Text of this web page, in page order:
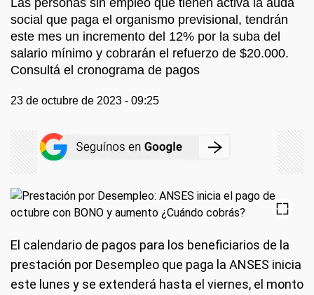
Las personas sin empleo que tienen activa la auda
social que paga el organismo previsional, tendrán
este mes un incremento del 12% por la suba del
salario mínimo y cobrarán el refuerzo de $20.000.
Consultá el cronograma de pagos
23 de octubre de 2023 - 09:25
El calendario de pagos para los beneficiarios de la
prestación por Desempleo que paga la ANSES inicia
este lunes y se extenderá hasta el viernes, el monto